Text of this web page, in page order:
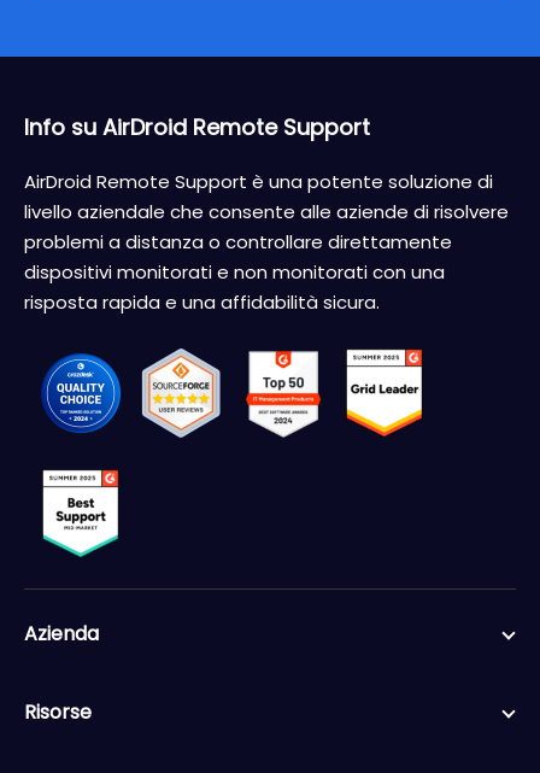
Info su AirDroid Remote Support
AirDroid Remote Support è una potente soluzione di
livello aziendale che consente alle aziende di risolvere
problemi a distanza o controllare direttamente
dispositivi monitorati e non monitorati con una
risposta rapida e una affidabilità sicura.
Azienda
Risorse